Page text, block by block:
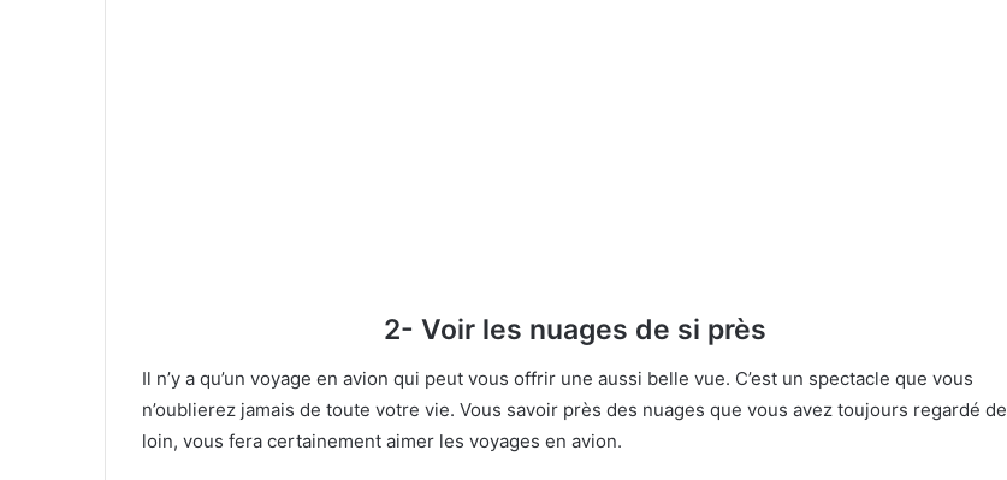
2- Voir les nuages de si près
Il n’y a qu’un voyage en avion qui peut vous offrir une aussi belle vue. C’est un spectacle que vous
n’oublierez jamais de toute votre vie. Vous savoir près des nuages que vous avez toujours regardé de
loin, vous fera certainement aimer les voyages en avion.